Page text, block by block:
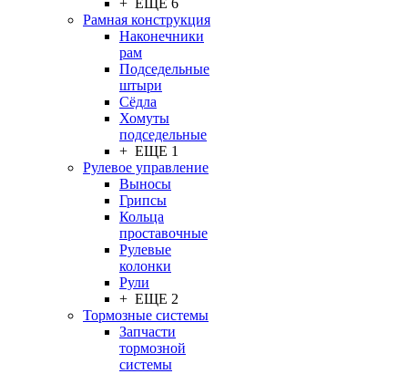
+ ЕЩЕ 6
Рамная конструкция
Наконечники
рам
Подседельные
штыри
Сёдла
Хомуты
подседельные
+ ЕЩЕ 1
Рулевое управление
Выносы
Грипсы
Кольца
проставочные
Рулевые
колонки
Рули
+ ЕЩЕ 2
Тормозные системы
Запчасти
тормозной
системы